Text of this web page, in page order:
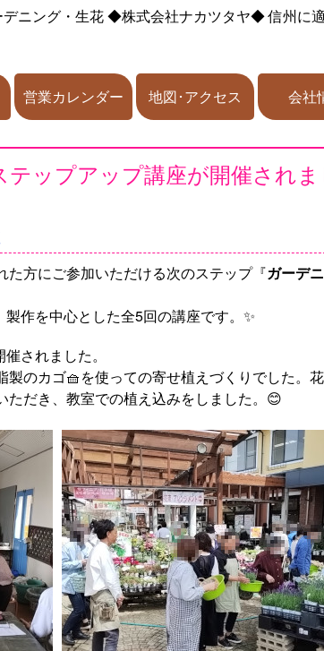
ニング・生花◆株式会社ナカツタヤ◆信州に
営業カレンダー 地図･アクセス 会社
ップアップ講座が開催されま
た方にご参加いただける次のステップ『ガーデニ
作を中心とした全5回の講座です。✨
されました。
製のカゴ🧺を使っての寄せ植えづくりでした。花
ただき、教室での植え込みをしました。😊